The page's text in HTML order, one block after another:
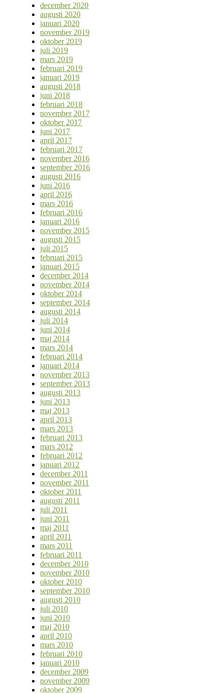
december 2020
augusti 2020
januari 2020
november 2019
oktober 2019
juli 2019
mars 2019
februari 2019
januari 2019
augusti 2018
juni 2018
februari 2018
november 2017
oktober 2017
juni 2017
april 2017
februari 2017
november 2016
september 2016
augusti 2016
juni 2016
april 2016
mars 2016
februari 2016
januari 2016
november 2015
augusti 2015
juli 2015
februari 2015
januari 2015
december 2014
november 2014
oktober 2014
september 2014
augusti 2014
juli 2014
juni 2014
maj 2014
mars 2014
februari 2014
januari 2014
november 2013
september 2013
augusti 2013
juni 2013
maj 2013
april 2013
mars 2013
februari 2013
mars 2012
februari 2012
januari 2012
december 2011
november 2011
oktober 2011
augusti 2011
juli 2011
juni 2011
maj 2011
april 2011
mars 2011
februari 2011
december 2010
november 2010
oktober 2010
september 2010
augusti 2010
juli 2010
juni 2010
maj 2010
april 2010
mars 2010
februari 2010
januari 2010
december 2009
november 2009
oktober 2009